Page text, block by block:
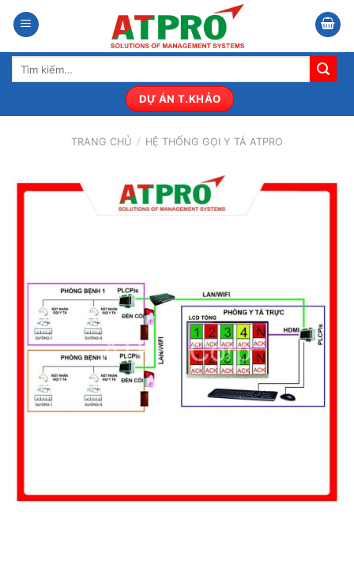
qua
nội
dung
Tìm
DỰ ÁN T.KHẢO
TRANG CHỦ / HỆ THỐNG GỌI Y TÁ ATPRO